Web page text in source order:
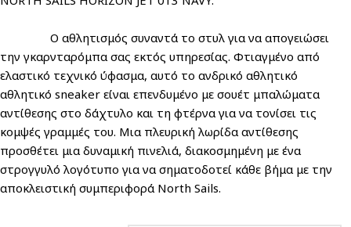
Ο αθλητισμός συναντά το στυλ για να απογειώσει
την γκαρνταρόμπα σας εκτός υπηρεσίας. Φτιαγμένο από
ελαστικό τεχνικό ύφασμα, αυτό το ανδρικό αθλητικό
αθλητικό sneaker είναι επενδυμένο με σουέτ μπαλώματα
αντίθεσης στο δάχτυλο και τη φτέρνα για να τονίσει τις
κομψές γραμμές του. Μια πλευρική λωρίδα αντίθεσης
προσθέτει μια δυναμική πινελιά, διακοσμημένη με ένα
στρογγυλό λογότυπο για να σηματοδοτεί κάθε βήμα με την
αποκλειστική συμπεριφορά North Sails.